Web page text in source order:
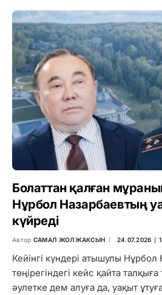
Болаттан қалған
Нұрбол Назарбаевтың
күйреді
Автор САМАЛ ЖОЛЖАКСЫН 24.07.2026 ∣
Кейінгі күндері атышулы Нұрбол
төңірегіндегі кейс қайта
әулетке дем алуға да, уақыт